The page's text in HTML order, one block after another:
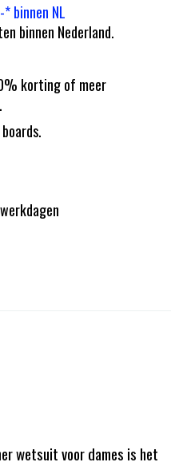
binnen NL
binnen Nederland.
korting of meer
wetsuit voor dames is het